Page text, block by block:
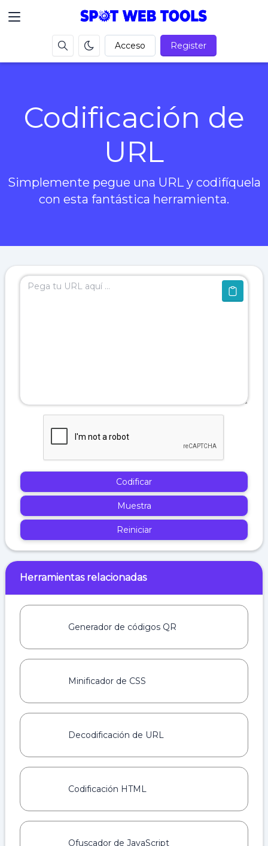
Acceso Register
Codificación de
URL
Simplemente pegue una URL y codifíquela
con esta fantástica herramienta.
Codificar
Muestra
Reiniciar
Herramientas relacionadas
Generador de códigos QR
Minificador de CSS
Decodificación de URL
Codificación HTML
Ofuscador de JavaScript